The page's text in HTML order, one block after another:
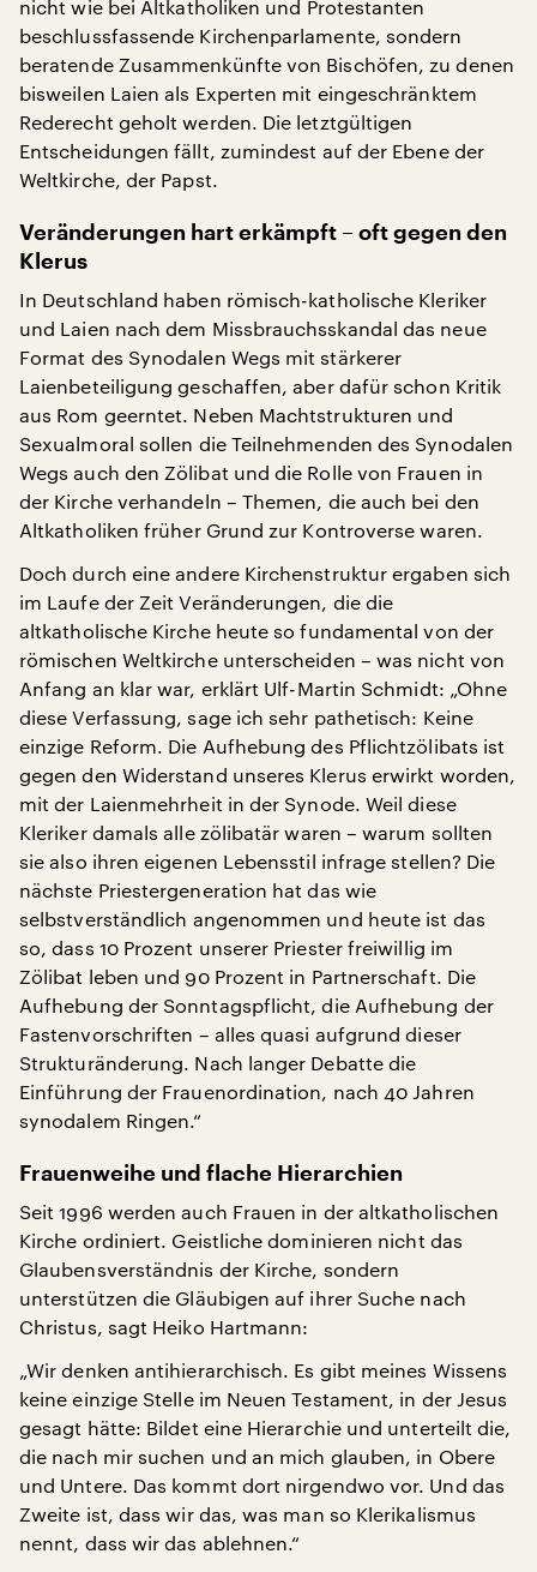
nicht wie bei Altkatholiken und Protestanten
beschlussfassende Kirchenparlamente, sondern
beratende Zusammenkünfte von Bischöfen, zu denen
bisweilen Laien als Experten mit eingeschränktem
Rederecht geholt werden. Die letztgültigen
Entscheidungen fällt, zumindest auf der Ebene der
Weltkirche, der Papst.
Veränderungen hart erkämpft – oft gegen den
Klerus
In Deutschland haben römisch-katholische Kleriker
und Laien nach dem Missbrauchsskandal das neue
Format des Synodalen Wegs mit stärkerer
Laienbeteiligung geschaffen, aber dafür schon Kritik
aus Rom geerntet. Neben Machtstrukturen und
Sexualmoral sollen die Teilnehmenden des Synodalen
Wegs auch den Zölibat und die Rolle von Frauen in
der Kirche verhandeln – Themen, die auch bei den
Altkatholiken früher Grund zur Kontroverse waren.
Doch durch eine andere Kirchenstruktur ergaben sich
im Laufe der Zeit Veränderungen, die die
altkatholische Kirche heute so fundamental von der
römischen Weltkirche unterscheiden – was nicht von
Anfang an klar war, erklärt Ulf-Martin Schmidt: „Ohne
diese Verfassung, sage ich sehr pathetisch: Keine
einzige Reform. Die Aufhebung des Pflichtzölibats ist
gegen den Widerstand unseres Klerus erwirkt worden,
mit der Laienmehrheit in der Synode. Weil diese
Kleriker damals alle zölibatär waren – warum sollten
sie also ihren eigenen Lebensstil infrage stellen? Die
nächste Priestergeneration hat das wie
selbstverständlich angenommen und heute ist das
so, dass 10 Prozent unserer Priester freiwillig im
Zölibat leben und 90 Prozent in Partnerschaft. Die
Aufhebung der Sonntagspflicht, die Aufhebung der
Fastenvorschriften – alles quasi aufgrund dieser
Strukturänderung. Nach langer Debatte die
Einführung der Frauenordination, nach 40 Jahren
synodalem Ringen.“
Frauenweihe und flache Hierarchien
Seit 1996 werden auch Frauen in der altkatholischen
Kirche ordiniert. Geistliche dominieren nicht das
Glaubensverständnis der Kirche, sondern
unterstützen die Gläubigen auf ihrer Suche nach
Christus, sagt Heiko Hartmann:
„Wir denken antihierarchisch. Es gibt meines Wissens
keine einzige Stelle im Neuen Testament, in der Jesus
gesagt hätte: Bildet eine Hierarchie und unterteilt die,
die nach mir suchen und an mich glauben, in Obere
und Untere. Das kommt dort nirgendwo vor. Und das
Zweite ist, dass wir das, was man so Klerikalismus
nennt, dass wir das ablehnen.“